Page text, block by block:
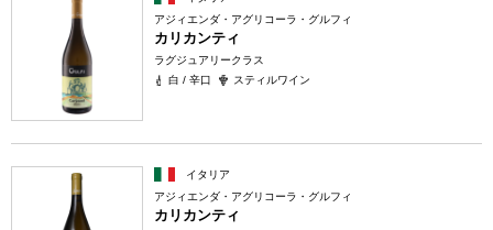
アジィエンダ・アグリコーラ・グルフィ
カリカンティ
ラグジュアリークラス
白 / 辛口
スティルワイン
イタリア
アジィエンダ・アグリコーラ・グルフィ
カリカンティ